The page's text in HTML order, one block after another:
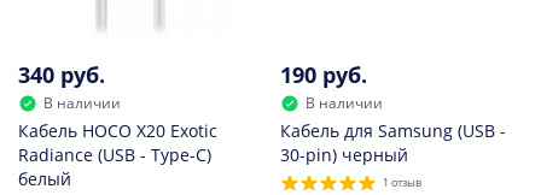
340 руб.
В наличии
Кабель HOCO X20 Exotic
Radiance (USB - Type-C)
белый
190 руб.
В наличии
Кабель для Samsung (USB -
30-pin) черный
1 отзыв